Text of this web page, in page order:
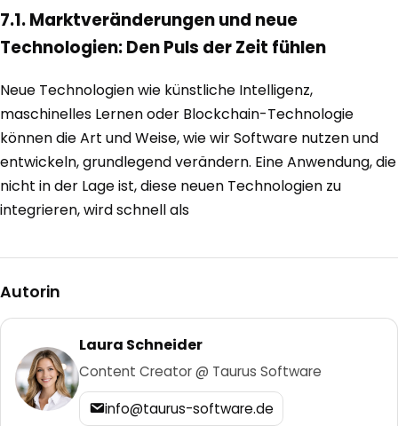
7.1. Marktveränderungen und neue
Technologien: Den Puls der Zeit fühlen
Neue Technologien wie künstliche Intelligenz,
maschinelles Lernen oder Blockchain-Technologie
können die Art und Weise, wie wir Software nutzen und
entwickeln, grundlegend verändern. Eine Anwendung, die
nicht in der Lage ist, diese neuen Technologien zu
integrieren, wird schnell als
Autorin
Laura Schneider
Content Creator @ Taurus Software
info@taurus-software.de